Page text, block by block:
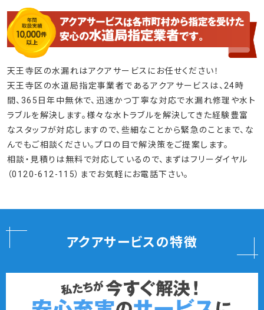
天王寺区の水漏れはアクアサービスにお任せください！
天王寺区の水道局指定事業者であるアクアサービスは、24時
間、365日年中無休で、迅速かつ丁寧な対応で水漏れ修理や水ト
ラブルを解決します。様々な水トラブルを解決してきた経験豊富
なスタッフが対応しますので、些細なことから緊急のことまで、な
んでもご相談ください。プロの目で解決策をご提案します。
相談・見積りは無料で対応しているので、まずはフリーダイヤル
（0120-612-115）までお気軽にお電話下さい。
アクアサービスの特徴